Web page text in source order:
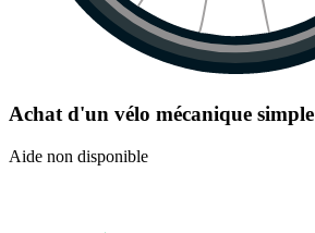
Achat d'un vélo mécanique simple
Aide non disponible